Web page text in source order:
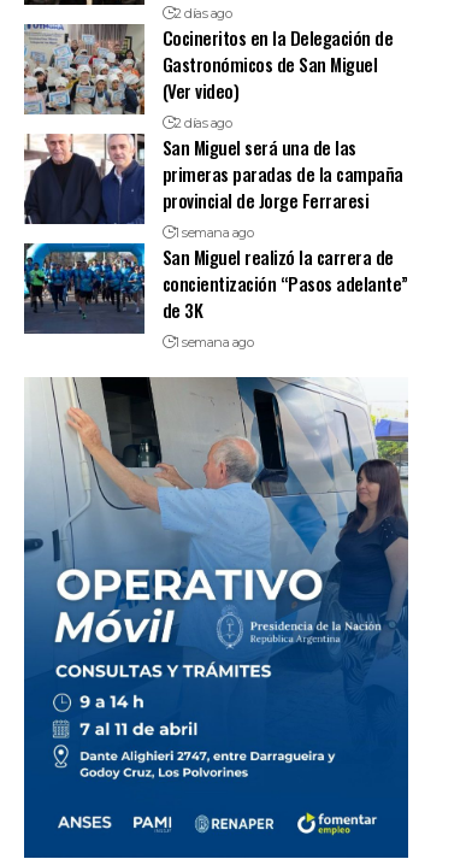
2 días ago
Cocineritos en la Delegación de
Gastronómicos de San Miguel
(Ver video)
2 días ago
San Miguel será una de las
primeras paradas de la campaña
provincial de Jorge Ferraresi
1 semana ago
San Miguel realizó la carrera de
concientización “Pasos adelante”
de 3K
1 semana ago